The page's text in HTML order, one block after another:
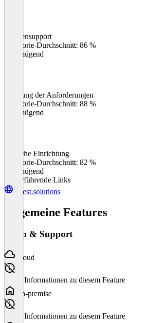
Kundensupport
Kategorie-Durchschnitt: 86 %
Ungenügend
Erfüllung der Anforderungen
Kategorie-Durchschnitt: 88 %
Ungenügend
Einfache Einrichtung
Kategorie-Durchschnitt: 82 %
Ungenügend
Weiterführende Links
labest.solutions
Allgemeine Features
Setup & Support
Cloud
Keine Informationen zu diesem Feature
On-premise
Keine Informationen zu diesem Feature